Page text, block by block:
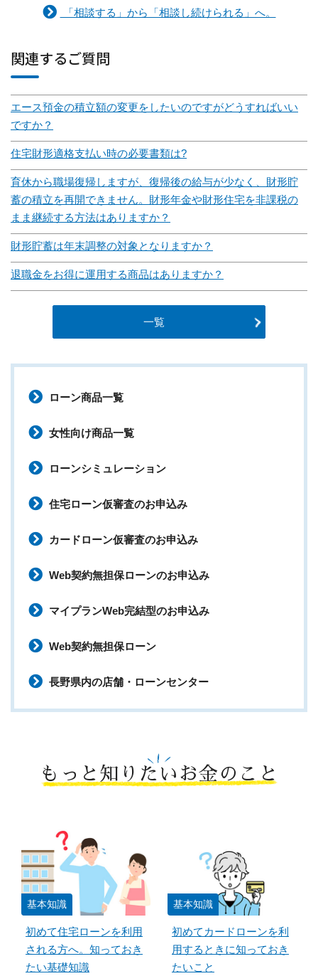
「相談する」から「相談し続けられる」へ。
関連するご質問
エース預金の積立額の変更をしたいのですがどうすればいい
ですか？
住宅財形適格支払い時の必要書類は?
育休から職場復帰しますが、復帰後の給与が少なく、財形貯
蓄の積立を再開できません。財形年金や財形住宅を非課税の
まま継続する方法はありますか？
財形貯蓄は年末調整の対象となりますか？
退職金をお得に運用する商品はありますか？
一覧
ローン商品一覧
女性向け商品一覧
ローンシミュレーション
住宅ローン仮審査のお申込み
カードローン仮審査のお申込み
Web契約無担保ローンのお申込み
マイプランWeb完結型のお申込み
Web契約無担保ローン
長野県内の店舗・ローンセンター
もっと知りたいお金のこと
基本知識
初めて住宅ローンを利用
される方へ。知っておき
たい基礎知識
基本知識
初めてカードローンを利
用するときに知っておき
たいこと